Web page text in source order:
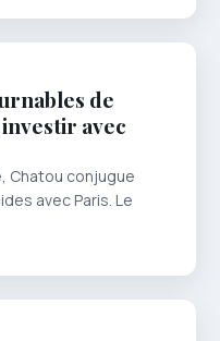
de
avec
Chatou conjugue
avec Paris. Le